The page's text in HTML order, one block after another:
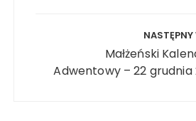
NASTĘPNY
Małżeński
Adwentowy – 22 grudnia